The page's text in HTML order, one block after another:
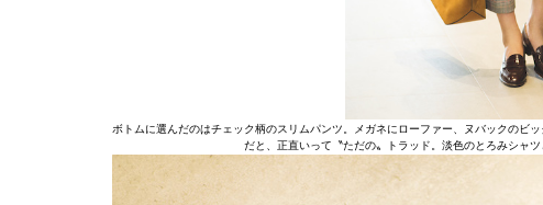
ボトムに選んだのはチェック柄のスリムパンツ。メガネにローファー、ヌバックのビ
だと、正直いって〝ただの〟トラッド。淡色のとろみシャ